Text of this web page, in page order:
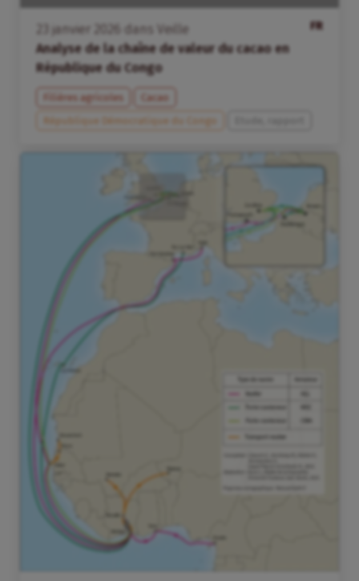
FR
janvier dans
Veille
Analyse de la chaîne de valeur du cacao en
République du Congo
Filières agricoles
Cacao
République Démocratique du Congo